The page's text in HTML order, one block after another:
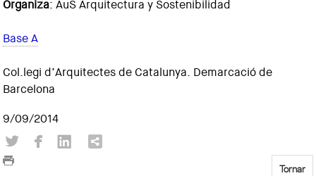
Organiza: AuS Arquitectura y Sostenibilidad
Base A
Col.legi d’Arquitectes de Catalunya. Demarcació de
Barcelona
9/09/2014
Tornar